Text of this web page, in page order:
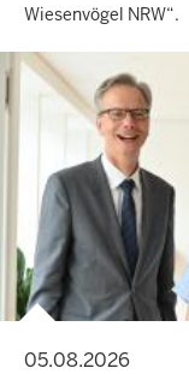
Wiesenvögel NRW“.
05.08.2026